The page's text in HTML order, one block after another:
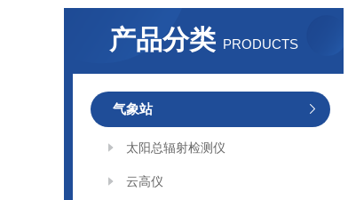
产品分类 PRODUCTS
气象站
太阳总辐射检测仪
云高仪